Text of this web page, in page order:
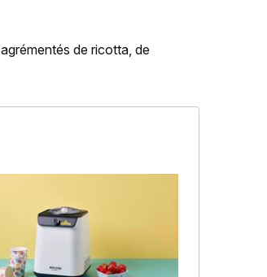
agrémentés de ricotta, de